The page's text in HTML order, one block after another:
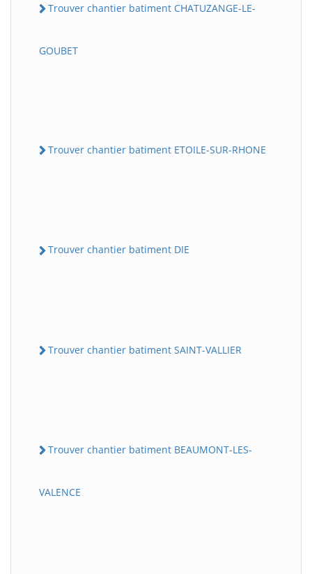
Trouver chantier batiment CHATUZANGE-LE-
GOUBET
Trouver chantier batiment ETOILE-SUR-RHONE
Trouver chantier batiment DIE
Trouver chantier batiment SAINT-VALLIER
Trouver chantier batiment BEAUMONT-LES-
VALENCE